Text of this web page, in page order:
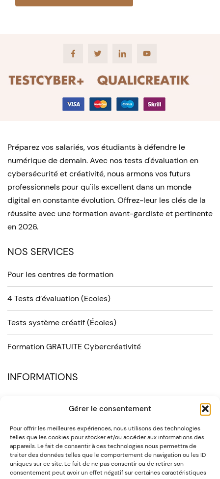
Gérer le consentement
Pour offrir les meilleures expériences, nous utilisons des technologies
telles que les cookies pour stocker et/ou accéder aux informations des
appareils. Le fait de consentir à ces technologies nous permettra de
traiter des données telles que le comportement de navigation ou les ID
uniques sur ce site. Le fait de ne pas consentir ou de retirer son
consentement peut avoir un effet négatif sur certaines caractéristiques
FacebookTwitter LinkedIn Youtube
Préparez vos salariés, vos étudiants à défendre le
numérique de demain. Avec nos tests d'évaluation en
cybersécurité et créativité, nous armons vos futurs
professionnels pour qu'ils excellent dans un monde
digital en constante évolution. Offrez-leur les clés de la
réussite avec une formation avant-gardiste et pertinente
en 2026.
NOS SERVICES
Pour les centres de formation
4 Tests d’évaluation (Ecoles)
Tests système créatif (Écoles)
Formation GRATUITE Cybercréativité
INFORMATIONS
RGPD / Notice
Conditions générales